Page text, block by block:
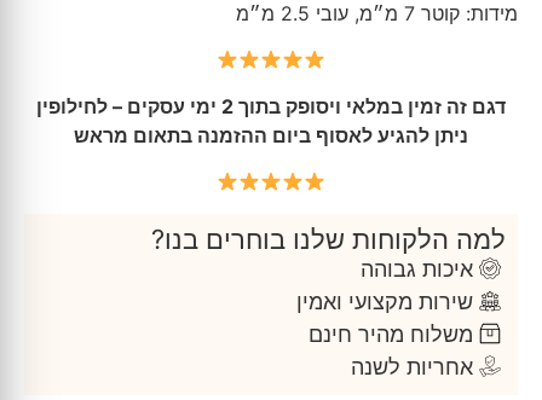
מידות: קוטר 7 מ״מ, עובי 2.5 מ״מ
דגם זה זמין במלאי ויסופק בתוך 2 ימי עסקים – לחילופין
ניתן להגיע לאסוף ביום ההזמנה בתאום מראש
למה הלקוחות שלנו בוחרים בנו?
איכות גבוהה
שירות מקצועי ואמין
משלוח מהיר חינם
אחריות לשנה